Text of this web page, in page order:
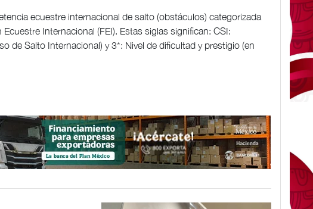
ecuestre internacional de salto (obstáculos) categorizada
Internacional (FEI). Estas siglas significan: CSI:
de Salto Internacional) y 3*: Nivel de dificultad y prestigio (en